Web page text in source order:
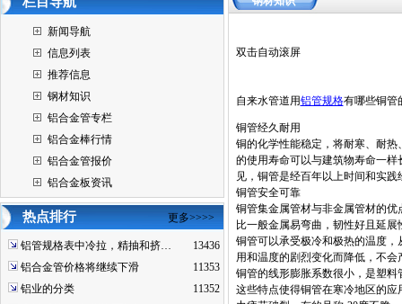
新闻导航
信息列表
推荐信息
钢材知识
铝合金管专栏
铝合金棒行情
铝合金管报价
铝合金板资讯
热点排行 更多>>>>
铝管规格表中冷拉，精抽和挤…
13436
铝合金管价格将继续下滑
11353
铝业的分类
11352
双击自动滚屏
自来水管道用铝管规格有哪些铜管
铜管经久耐用
铜的化学性能稳定，将耐寒、耐
的使用寿命可以与建筑物寿命一
见，铜管是经百年以上时间和实
铜管安全可靠
铜管集金属管材与非金属管材的
比一般金属易弯曲，韧性好且延
铜管可以承受极冷和极热的温度
用和温度的剧烈变化而降低，不
铜管的线形膨胀系数很小，是塑
这些特点使得铜管在寒冷地区的